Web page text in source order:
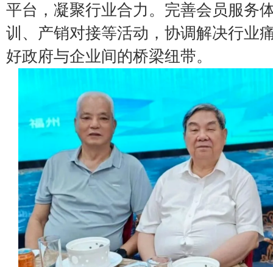
平台，凝聚行业合力。完善会员服务
训、产销对接等活动，协调解决行业
好政府与企业间的桥梁纽带。